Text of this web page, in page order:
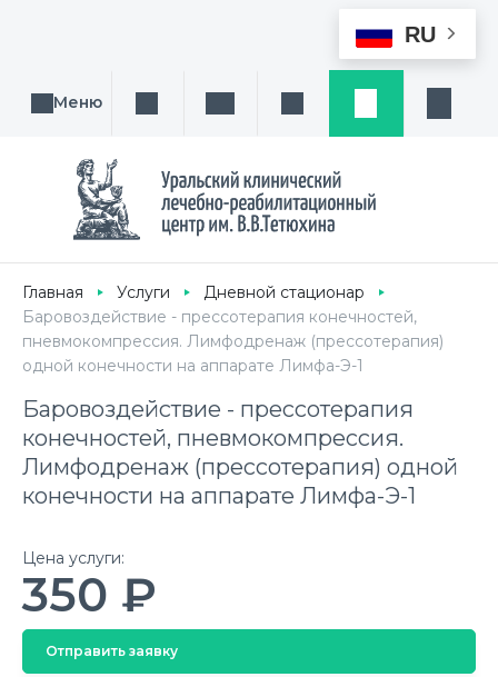
RU
Меню Поиск услуги, направления или врача
Написать намЗаказ звонка
Главная Услуги
Дневной стационар
Баровоздействие - прессотерапия конечностей,
пневмокомпрессия. Лимфодренаж (прессотерапия)
одной конечности на аппарате Лимфа-Э-1
Баровоздействие - прессотерапия
конечностей, пневмокомпрессия.
Лимфодренаж (прессотерапия) одной
конечности на аппарате Лимфа-Э-1
Цена услуги:
350 ₽
Отправить заявку